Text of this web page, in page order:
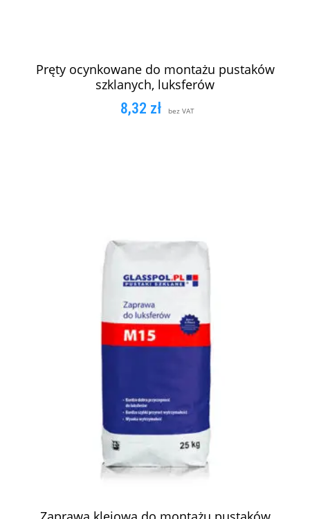
Pręty ocynkowane do montażu pustaków
szklanych, luksferów
8,32 zł bez VAT